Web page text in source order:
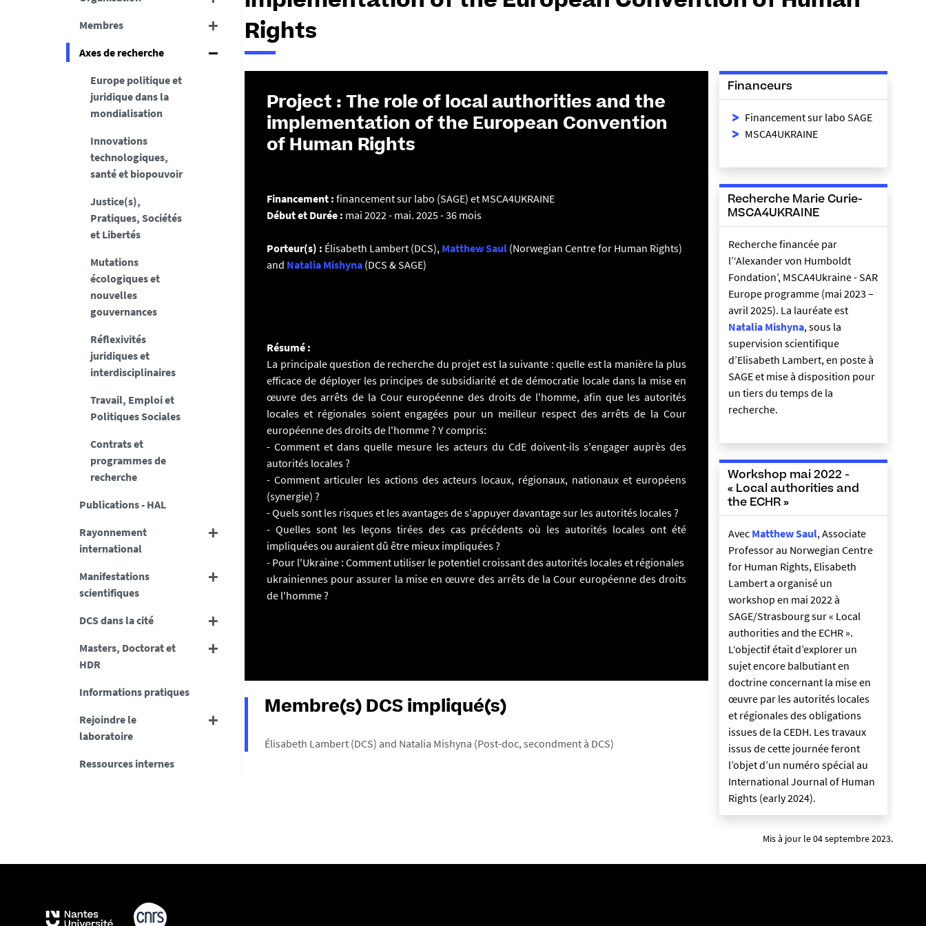
Membres
Axes de recherche
Europe politique et
juridique dans la
mondialisation
Innovations
technologiques,
santé et biopouvoir
Justice(s),
Pratiques, Sociétés
et Libertés
Mutations
écologiques et
nouvelles
gouvernances
Réflexivités
juridiques et
interdisciplinaires
Travail, Emploi et
Politiques Sociales
Contrats et
programmes de
recherche
Publications - HAL
Rayonnement
international
Manifestations
scientifiques
DCS dans la cité
Masters, Doctorat et
HDR
Informations pratiques
Rejoindre le
laboratoire
Ressources internes
Rights
Project : The role of local authorities and the
implementation of the European Convention
of Human Rights
Financement : financement sur labo (SAGE) et MSCA4UKRAINE
Début et Durée : mai 2022 - mai. 2025 - 36 mois
Porteur(s) : Élisabeth Lambert (DCS), Matthew Saul (Norwegian Centre for Human Rights)
and Natalia Mishyna (DCS & SAGE)
Résumé :
La principale question de recherche du projet est la suivante : quelle est la manière la plus
efficace de déployer les principes de subsidiarité et de démocratie locale dans la mise en
œuvre des arrêts de la Cour européenne des droits de l'homme, afin que les autorités
locales et régionales soient engagées pour un meilleur respect des arrêts de la Cour
européenne des droits de l'homme ? Y compris:
- Comment et dans quelle mesure les acteurs du CdE doivent-ils s'engager auprès des
autorités locales ?
- Comment articuler les actions des acteurs locaux, régionaux, nationaux et européens
(synergie) ?
- Quels sont les risques et les avantages de s'appuyer davantage sur les autorités locales ?
- Quelles sont les leçons tirées des cas précédents où les autorités locales ont été
impliquées ou auraient dû être mieux impliquées ?
- Pour l'Ukraine : Comment utiliser le potentiel croissant des autorités locales et régionales
ukrainiennes pour assurer la mise en œuvre des arrêts de la Cour européenne des droits
de l'homme ?
Membre(s) DCS impliqué(s)
Élisabeth Lambert (DCS) and Natalia Mishyna (Post-doc, secondment à DCS)
Financeurs
Financement sur labo SAGE
MSCA4UKRAINE
Recherche Marie Curie-
MSCA4UKRAINE
Recherche financée par
l’‘Alexander von Humboldt
Fondation’, MSCA4Ukraine - SAR
Europe programme (mai 2023 –
avril 2025). La lauréate est
Natalia Mishyna, sous la
supervision scientifique
d’Elisabeth Lambert, en poste à
SAGE et mise à disposition pour
un tiers du temps de la
recherche.
Workshop mai 2022 -
« Local authorities and
the ECHR »
Avec Matthew Saul, Associate
Professor au Norwegian Centre
for Human Rights, Elisabeth
Lambert a organisé un
workshop en mai 2022 à
SAGE/Strasbourg sur « Local
authorities and the ECHR ».
L‘objectif était d’explorer un
sujet encore balbutiant en
doctrine concernant la mise en
œuvre par les autorités locales
et régionales des obligations
issues de la CEDH. Les travaux
issus de cette journée feront
l’objet d’un numéro spécial au
International Journal of Human
Rights (early 2024).
Mis à jour le 04 septembre 2023.